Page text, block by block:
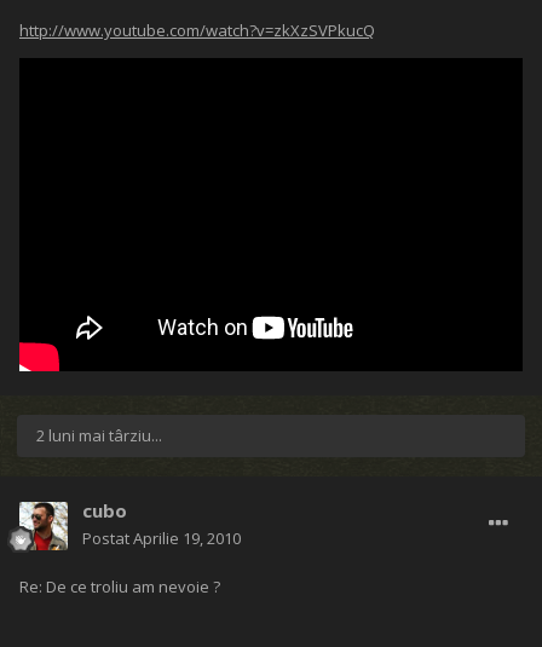
http://www.youtube.com/watch?v=zkXzSVPkucQ
2 luni mai târziu...
cubo
PostatAprilie 19, 2010
Re: De ce troliu am nevoie ?